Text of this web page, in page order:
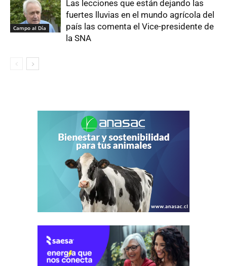
Campo al Día
Las lecciones que están dejando las
fuertes lluvias en el mundo agrícola del
país las comenta el Vice-presidente de
la SNA